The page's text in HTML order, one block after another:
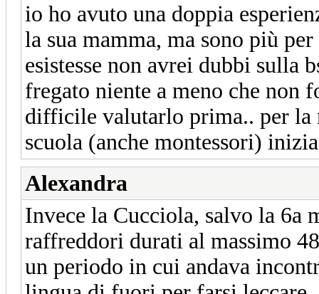
io ho avuto una doppia
la sua mamma, ma sono più
esistesse non avrei dubbi sulla
fregato niente a meno che non
difficile valutarlo prima.. per la
scuola (anche montessori)
Alexandra
Invece la Cucciola, salvo la 6a
raffreddori durati al massimo
un periodo in cui andava